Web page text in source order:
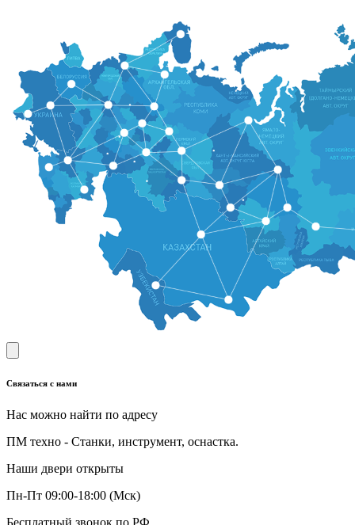
Связаться с нами
Нас можно найти по адресу
ПМ техно - Станки, инструмент, оснастка.
Наши двери открыты
Пн-Пт 09:00-18:00 (Мск)
Бесплатный звонок по РФ